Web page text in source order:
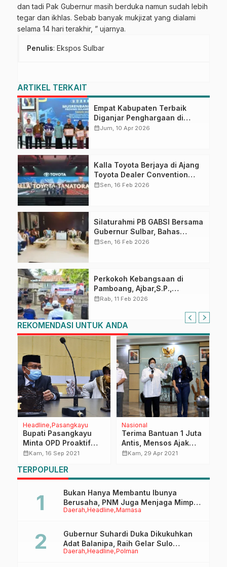
dan tadi Pak Gubernur masih berduka namun sudah lebih
tegar dan ikhlas. Sebab banyak mukjizat yang dialami
selama 14 hari terakhir, ” ujarnya.
Penulis: Ekspos Sulbar
ARTIKEL TERKAIT
Empat Kabupaten Terbaik
Diganjar Penghargaan di
Musrenbang Sulbar 2027
calendar_monthJum, 10 Apr 2026
Kalla Toyota Berjaya di Ajang
Toyota Dealer Convention
2026
calendar_monthSen, 16 Feb 2026
Silaturahmi PB GABSI Bersama
Gubernur Sulbar, Bahas
Persiapan Kejurnas Bridge ke-
calendar_monthSen, 16 Feb 2026
Perkokoh Kebangsaan di
Pamboang, Ajbar,S.P.,
Sosialisasi Empat Pilar di Desa
calendar_monthRab, 11 Feb 2026
REKOMENDASI UNTUK ANDA
Headline Pasangkayu
Bupati Pasangkayu
Minta OPD Proaktif
Dipembahasan
calendar_monthKam, 16 Sep 2021
Nasional
Terima Bantuan 1 Juta
Antis, Mensos Ajak
Dunia Usaha Peduli
calendar_monthKam, 29 Apr 2021
TERPOPULER
Daerah Headline Mamasa
Bukan Hanya Membantu Ibunya
Berusaha, PNM Juga Menjaga Mimpi
Anaknya Untuk Menggapai Cita-Cita
Daerah Headline Polman
Gubernur Suhardi Duka Dikukuhkan
Adat Balanipa, Raih Gelar Sulo
Tappidena